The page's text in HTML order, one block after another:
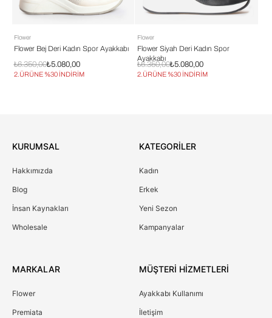
Flower
Flower Bej Deri Kadın Spor Ayakkabı
₺5.080,00
₺6.350,00
2.ÜRÜNE %30 İNDİRİM
Flower
Flower Siyah Deri Kadın Spor
Ayakkabı
₺5.080,00
₺6.350,00
2.ÜRÜNE %30 İNDİRİM
KURUMSAL
Hakkımızda
Blog
İnsan Kaynakları
Wholesale
KATEGORİLER
Kadın
Erkek
Yeni Sezon
Kampanyalar
MARKALAR
Flower
Premiata
MÜŞTERİ HİZMETLERİ
Ayakkabı Kullanımı
İletişim